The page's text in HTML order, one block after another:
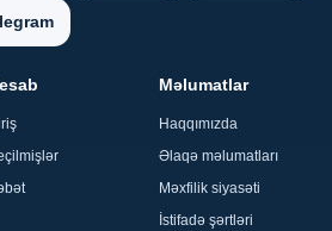
Məlumatlar
Haqqımızda
Əlaqə məlumatları
Məxfilik siyasəti
İstifadə şərtləri